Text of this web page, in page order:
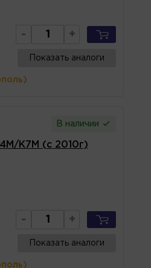
- +
Показать аналоги
В наличии
K7M (с 2010г)
- +
Показать аналоги